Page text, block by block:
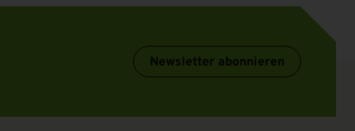
Newsletter abonnieren